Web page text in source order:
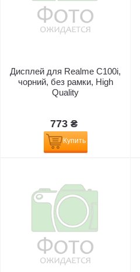
Дисплей для Realme C100i,
чорний, без рамки, High
Quality
773 ₴
Купить